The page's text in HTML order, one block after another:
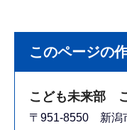
このページの
こども未来部
〒951-8550 新潟